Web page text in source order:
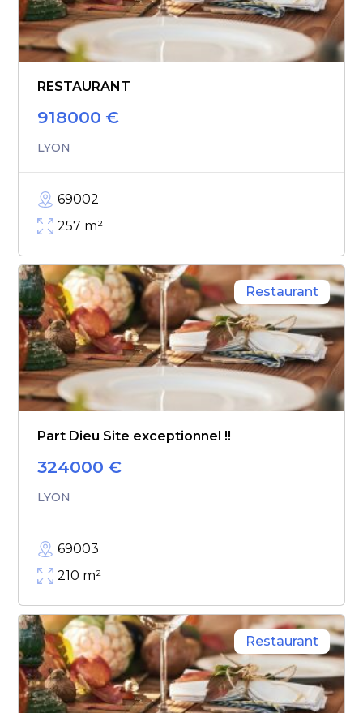
RESTAURANT
918000 €
LYON
69002
257 m²
Restaurant
Part Dieu Site exceptionnel !!
324000 €
LYON
69003
210 m²
Restaurant